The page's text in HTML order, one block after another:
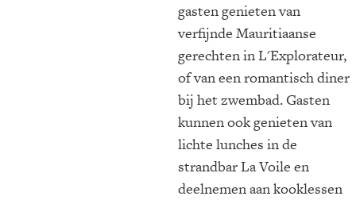
gasten genieten van
verfijnde Mauritiaanse
gerechten in L'Explorateur,
of van een romantisch diner
bij het zwembad. Gasten
kunnen ook genieten van
lichte lunches in de
strandbar La Voile en
deelnemen aan kooklessen